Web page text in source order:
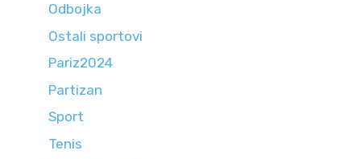
Odbojka
Ostali sportovi
Pariz2024
Partizan
Sport
Tenis